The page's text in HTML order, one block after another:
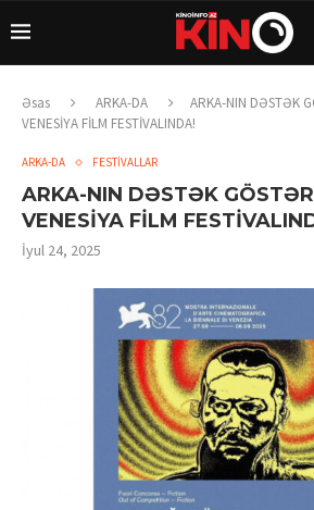
Əsas ARKA-DA
ARKA-NIN DƏSTƏK
VENESİYA FİLM FESTİVALINDA!
ARKA-DA FESTİVALLAR
ARKA-NIN DƏSTƏK
VENESİYA FİLM
İyul 24, 2025